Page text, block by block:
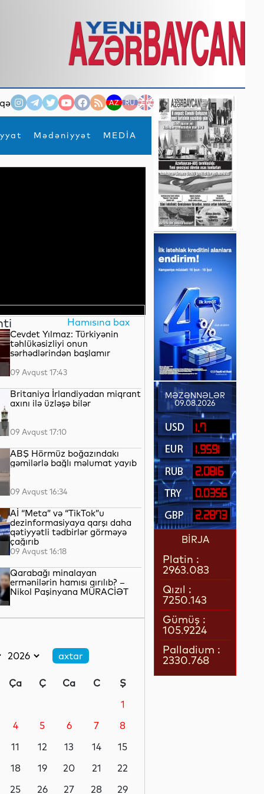
AZ RU EN
Mədəniyyət MEDİA
×
Hamısına bax
Cevdet Yılmaz: Türkiyənin
təhlükəsizliyi onun
sərhədlərindən başlamır
09 Avqust 17:43
Britaniya İrlandiyadan miqrant
axını ilə üzləşə bilər
09 Avqust 17:10
ABŞ Hörmüz boğazındakı
gəmilərlə bağlı məlumat yayıb
09 Avqust 16:34
Aİ “Meta” və “TikTok”u
dezinformasiyaya qarşı daha
qətiyyətli tədbirlər görməyə
çağırıb
09 Avqust 16:18
Qarabağı minalayan
ermənilərin hamısı qırılıb? –
Nikol Paşinyana MÜRACİƏT
“Lokomotiv”lə anlaşıb
sahəsindən 39 min tondan çox
09 Avqust 15:23
Gəzə bilməyən ən ağır quş:
09 Avqust 14:50
Ça Ç Ca C
Ş
1
4 5 6 7
8
11 12 13 14
15
18 19 20 21
22
25 26 27 28
29
MƏZƏNNƏLƏR
09.08.2026
1.7
1.9591
2.0816
0.0356
2.2873
BİRJA
Platin :
2963.083
Qızıl :
7250.143
Gümüş :
105.9224
Palladium :
2330.768